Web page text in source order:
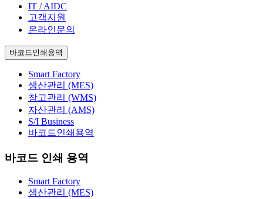
IT / AIDC
고객지원
온라인문의
바코드인쇄용역
Smart Factory
생산관리 (MES)
창고관리 (WMS)
자산관리 (AMS)
S/I Business
바코드인쇄용역
바코드 인쇄 용역
Smart Factory
생산관리 (MES)